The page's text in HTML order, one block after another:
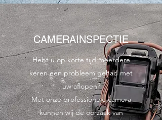
CAMERAINSPECTIE
Hebt u op korte tijd meerdere
keren een probleem gehad met
uw aflopen?
Met onze professionele camera
kunnen wij de oorzaak van